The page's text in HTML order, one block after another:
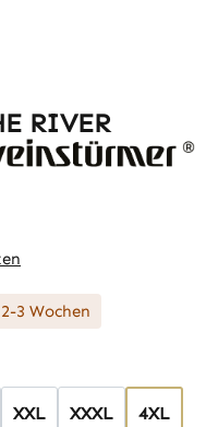
RIVER
3 Wochen
XXL XXXL 4XL